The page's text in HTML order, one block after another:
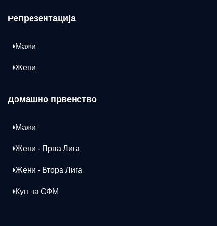
Репрезентација
Мажи
Жени
Домашно првенство
Мажи
Жени - Прва Лига
Жени - Втора Лига
Куп на ОФМ